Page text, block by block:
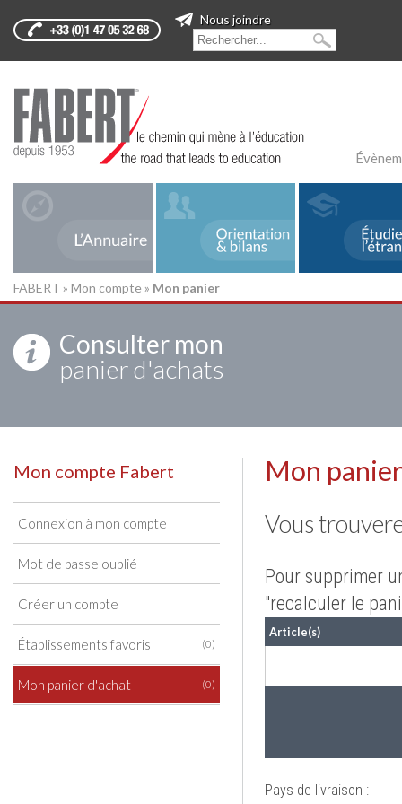
Nous joindre
FABERT » Mon compte » Mon panier
Consulter mon
panier d'achats
Mon compte Fabert
Connexion à mon compte
Mot de passe oublié
Créer un compte
(0)
Établissements favoris
(0)
Mon panier d'achat
Mon
Vous
Pour supprimer
"recalculer le
Article(s)
Pays de livraison :